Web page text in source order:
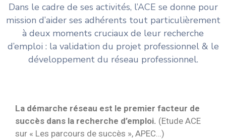
Dans le cadre de ses activités, l’ACE se donne pour
mission d’aider ses adhérents tout particulièrement
à deux moments cruciaux de leur recherche
d’emploi : la validation du projet professionnel & le
développement du réseau professionnel.
La démarche réseau est le premier facteur de
succès dans la recherche d’emploi. (Etude ACE
sur « Les parcours de succès », APEC…)